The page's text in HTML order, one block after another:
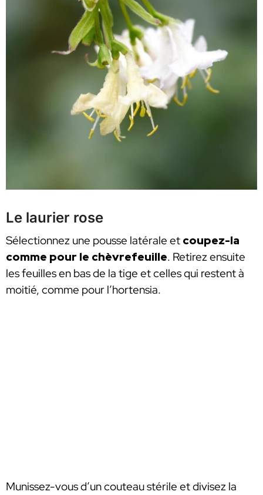
Le laurier rose
Sélectionnez une pousse latérale et coupez-la
comme pour le chèvrefeuille. Retirez ensuite
les feuilles en bas de la tige et celles qui restent à
moitié, comme pour l’hortensia.
Munissez-vous d’un couteau stérile et divisez la